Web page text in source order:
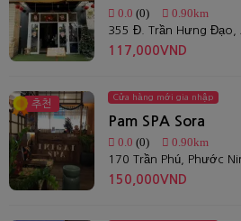
0.0 (0) 0.90km
117,000VND
추천
Cửa hàng mới gia nhập
Pam SPA Sora
0.0 (0) 0.90km
170 Trần Phú, Phước
150,000VND